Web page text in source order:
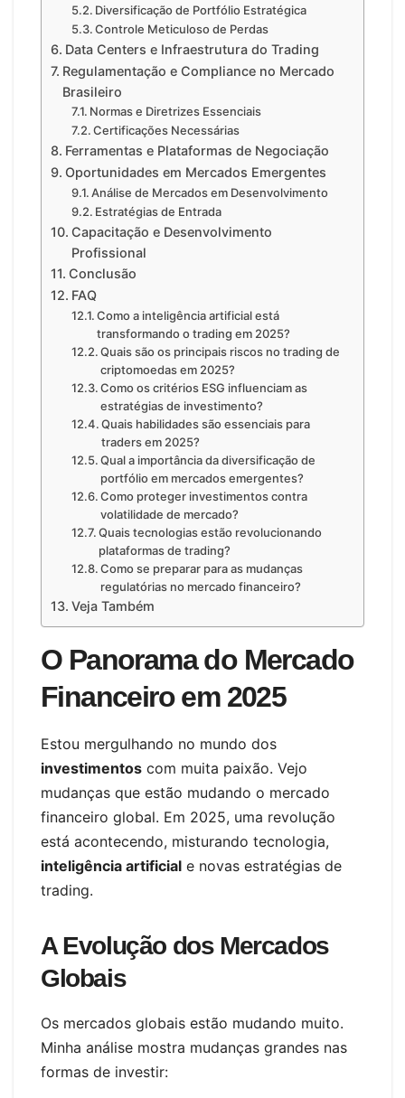
Diversificação de Portfólio Estratégica
Controle Meticuloso de Perdas
Data Centers e Infraestrutura do Trading
Regulamentação e Compliance no Mercado
Brasileiro
Normas e Diretrizes Essenciais
Certificações Necessárias
Ferramentas e Plataformas de Negociação
Oportunidades em Mercados Emergentes
Análise de Mercados em Desenvolvimento
Estratégias de Entrada
Capacitação e Desenvolvimento
Profissional
Conclusão
FAQ
Como a inteligência artificial está
transformando o trading em 2025?
Quais são os principais riscos no trading de
criptomoedas em 2025?
Como os critérios ESG influenciam as
estratégias de investimento?
Quais habilidades são essenciais para
traders em 2025?
Qual a importância da diversificação de
portfólio em mercados emergentes?
Como proteger investimentos contra
volatilidade de mercado?
Quais tecnologias estão revolucionando
plataformas de trading?
Como se preparar para as mudanças
regulatórias no mercado financeiro?
Veja Também
O Panorama do Mercado
Financeiro em 2025
Estou mergulhando no mundo dos
investimentos com muita paixão. Vejo
mudanças que estão mudando o mercado
financeiro global. Em 2025, uma revolução
está acontecendo, misturando tecnologia,
inteligência artificial e novas estratégias de
trading.
A Evolução dos Mercados
Globais
Os mercados globais estão mudando muito.
Minha análise mostra mudanças grandes nas
formas de investir: